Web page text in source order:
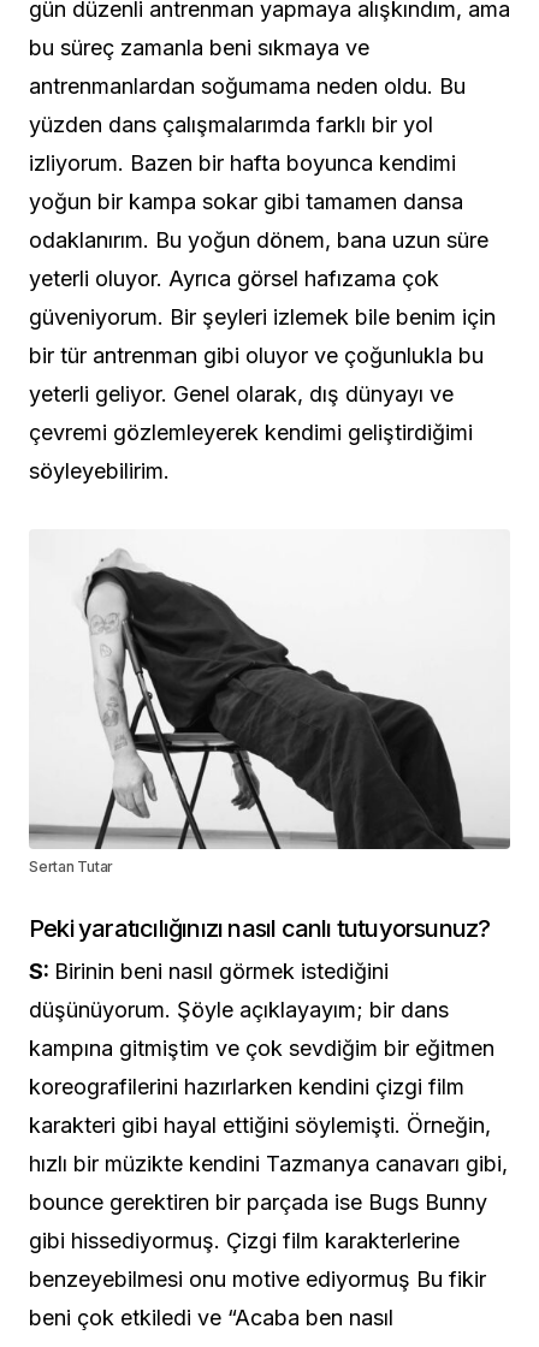
gün düzenli antrenman yapmaya alışkındım, ama
bu süreç zamanla beni sıkmaya ve
antrenmanlardan soğumama neden oldu. Bu
yüzden dans çalışmalarımda farklı bir yol
izliyorum. Bazen bir hafta boyunca kendimi
yoğun bir kampa sokar gibi tamamen dansa
odaklanırım. Bu yoğun dönem, bana uzun süre
yeterli oluyor. Ayrıca görsel hafızama çok
güveniyorum. Bir şeyleri izlemek bile benim için
bir tür antrenman gibi oluyor ve çoğunlukla bu
yeterli geliyor. Genel olarak, dış dünyayı ve
çevremi gözlemleyerek kendimi geliştirdiğimi
söyleyebilirim.
Sertan Tutar
Peki yaratıcılığınızı nasıl canlı tutuyorsunuz?
S: Birinin beni nasıl görmek istediğini
düşünüyorum. Şöyle açıklayayım; bir dans
kampına gitmiştim ve çok sevdiğim bir eğitmen
koreografilerini hazırlarken kendini çizgi film
karakteri gibi hayal ettiğini söylemişti. Örneğin,
hızlı bir müzikte kendini Tazmanya canavarı gibi,
bounce gerektiren bir parçada ise Bugs Bunny
gibi hissediyormuş. Çizgi film karakterlerine
benzeyebilmesi onu motive ediyormuş Bu fikir
beni çok etkiledi ve “Acaba ben nasıl